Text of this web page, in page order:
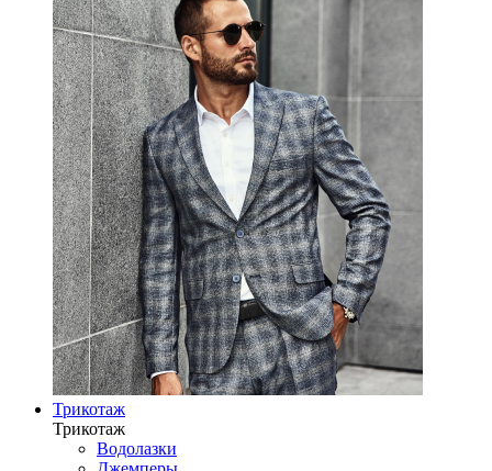
Трикотаж
Трикотаж
Водолазки